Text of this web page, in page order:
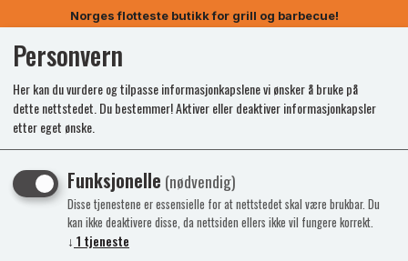
Norges flotteste butikk for grill og barbecue!
Personvern
Her kan du vurdere og tilpasse informasjonkapslene vi ønsker å bruke på
dette nettstedet. Du bestemmer! Aktiver eller deaktiver informasjonkapsler
etter eget ønske.
Funksjonelle (nødvendig)
Disse tjenestene er essensielle for at nettstedet skal være brukbar. Du
kan ikke deaktivere disse, da nettsiden ellers ikke vil fungere korrekt.
↓ 1 tjeneste